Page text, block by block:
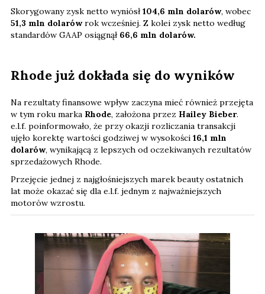
Skorygowany zysk netto wyniósł104,6 mln dolarów, wobec
51,3 mln dolarówrok wcześniej. Z kolei zysk netto według
standardów GAAP osiągnął 66,6 mln dolarów.
Rhode już dokłada się do wyników
Na rezultaty finansowe wpływ zaczyna mieć również przejęta
w tym roku marka Rhode, założona przez Hailey Bieber.
e.l.f. poinformowało, że przy okazji rozliczania transakcji
ujęło korektę wartości godziwej w wysokości 16,1 mln
dolarów, wynikającą z lepszych od oczekiwanych rezultatów
sprzedażowych Rhode.
Przejęcie jednej z najgłośniejszych marek beauty ostatnich
lat może okazać się dla e.l.f. jednym z najważniejszych
motorów wzrostu.